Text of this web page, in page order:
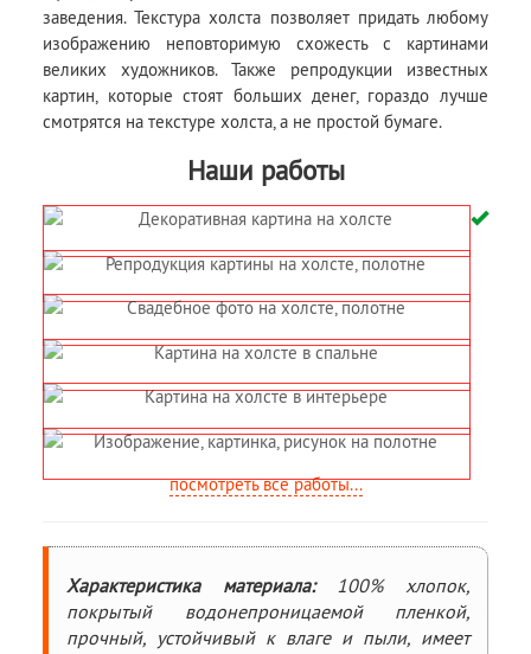
заведения. Текстура холста позволяет придать любому
изображению неповторимую схожесть с картинами
великих художников. Также репродукции известных
картин, которые стоят больших денег, гораздо лучше
смотрятся на текстуре холста, а не простой бумаге.
Наши работы
посмотреть все работы...
Характеристика материала: 100% хлопок,
покрытый водонепроницаемой пленкой,
прочный, устойчивый к влаге и пыли, имеет